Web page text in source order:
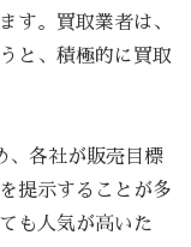
す。買取業者は、
と、積極的に買取
、各社が販売目標
提示することが多
も人気が高いた